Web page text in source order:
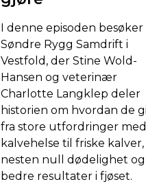
I denne episoden besøker
Søndre Rygg Samdrift i
Vestfold, der Stine Wold-
Hansen og veterinær
Charlotte Langklep deler
historien om hvordan de
fra store utfordringer med
kalvehelse til friske kalver,
nesten null dødelighet og
bedre resultater i fjøset.